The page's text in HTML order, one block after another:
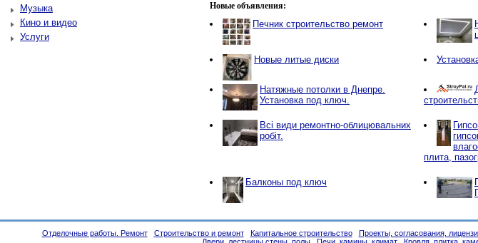
Музыка
Кино и видео
Услуги
Новые объявления:
Печник строительство ремонт
Новые литые диски
Натяжные потолки в Днепре.
Установка под ключ.
Всі види ремонтно-облицювальних
робіт.
плита,
Балконы под ключ
Отделочные работы. Ремонт Строительство и ремонт Капитальное строительство Проекты, согласования,